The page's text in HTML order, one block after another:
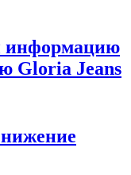
информацию
Gloria Jeans